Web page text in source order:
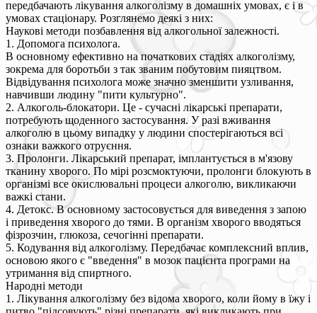
передбачають лікування алкоголізму в домашніх умовах, є і в
умовах стаціонару. Розглянемо деякі з них:
Наукові методи позбавлення від алкогольної залежності.
1. Допомога психолога.
В основному ефективно на початкових стадіях алкоголізму,
зокрема для боротьби з так званим побутовим пияцтвом.
Відвідування психолога може значно зменшити узливання,
навчивши людину "пити культурно".
2. Алкоголь-блокатори. Це - сучасні лікарські препарати,
потребують щоденного застосування. У разі вживання
алкоголю в цьому випадку у людини спостерігаються всі
ознаки важкого отруєння.
3. Пролонги. Лікарський препарат, імплантується в м'язову
тканину хворого. По мірі розсмоктуючи, пролонги блокують в
організмі все окислювальні процеси алкоголю, викликаючи
важкі стани.
4. Детокс. В основному застосовується для виведення з запою
і приведення хворого до тями. В організм хворого вводяться
фізрозчин, глюкоза, сечогінні препарати.
5. Кодування від алкоголізму. Передбачає комплексний вплив,
основою якого є "введення" в мозок пацієнта програми на
утримання від спиртного.
Народні методи
1. Лікування алкоголізму без відома хворого, коли йому в їжу і